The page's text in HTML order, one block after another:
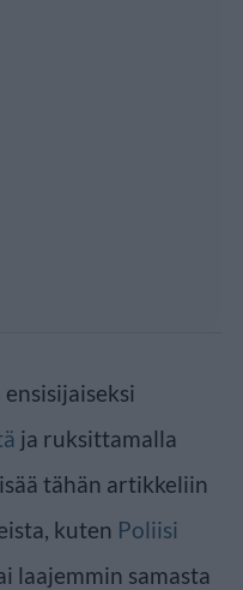
ja ruksittamalla
tähän artikkeliin
kuten Poliisi
laajemmin samasta